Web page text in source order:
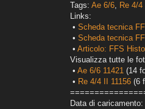
Tags: Ae 6/6, Re 4/
Links:
• Scheda tecnica
• Scheda tecnica
• Articolo: FFS
Visualizza tutte le
• Ae 6/6 11421 (14
• Re 4/4 II 11156 (6
Data di